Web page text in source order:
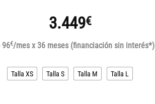
3.449€
96€/mes x 36 meses (financiación sin interés*)
Talla XS Talla S Talla M Talla L